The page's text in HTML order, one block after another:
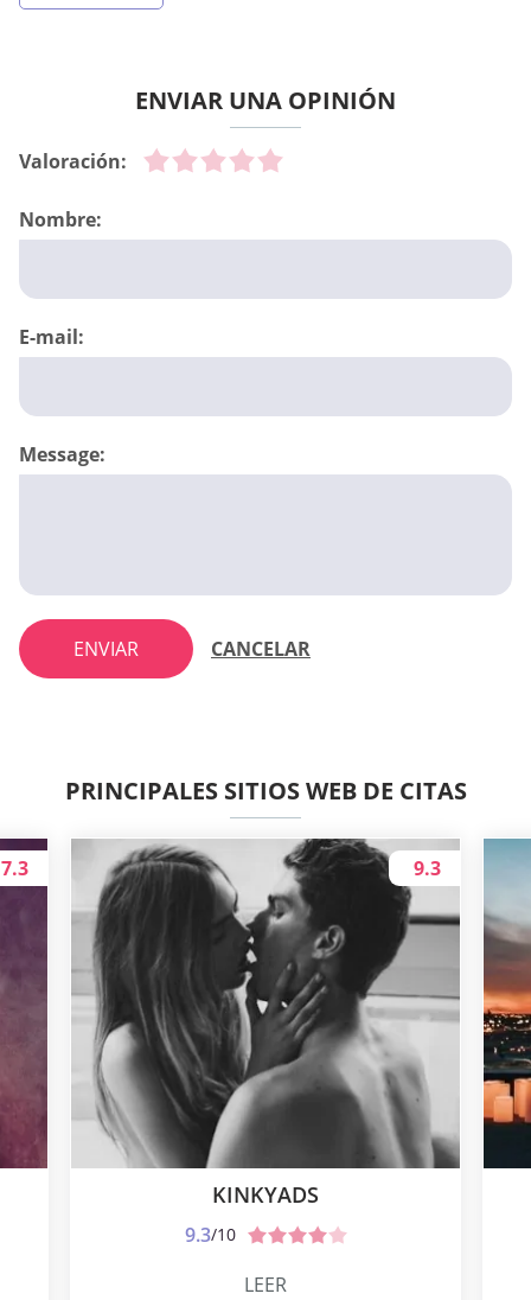
ENVIAR UNA OPINIÓN
Valoración:
Nombre:
E-mail:
Message:
ENVIAR CANCELAR
PRINCIPALES SITIOS WEB DE CITAS
7.3
KINKYADS
9.3/10
9.3
LEER